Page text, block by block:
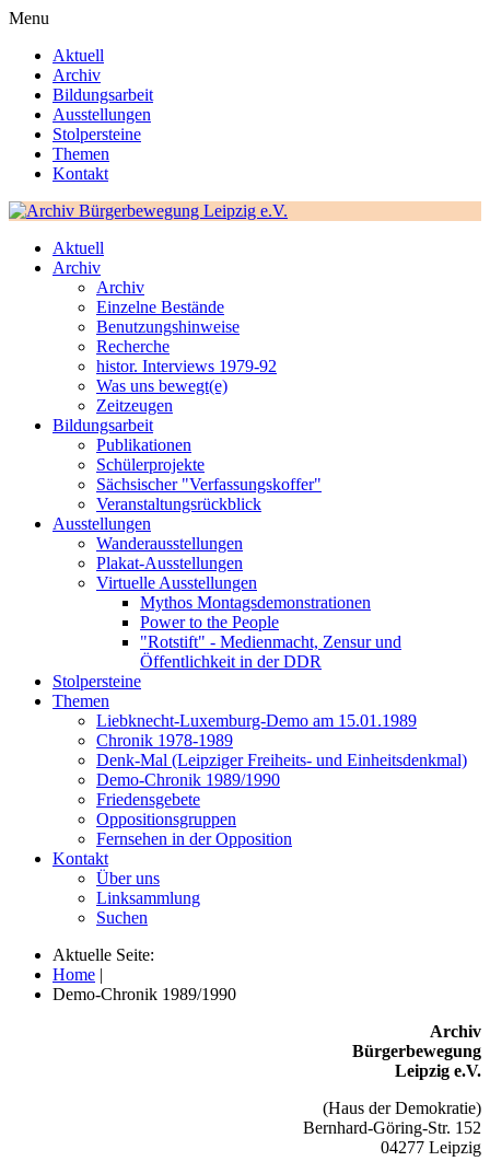
Menu
Aktuell
Archiv
Bildungsarbeit
Ausstellungen
Stolpersteine
Themen
Kontakt
Aktuell
Archiv
Archiv
Einzelne Bestände
Benutzungshinweise
Recherche
histor. Interviews 1979-92
Was uns bewegt(e)
Zeitzeugen
Bildungsarbeit
Publikationen
Schülerprojekte
Sächsischer "Verfassungskoffer"
Veranstaltungsrückblick
Ausstellungen
Wanderausstellungen
Plakat-Ausstellungen
Virtuelle Ausstellungen
Mythos Montagsdemonstrationen
Power to the People
"Rotstift" - Medienmacht, Zensur und
Öffentlichkeit in der DDR
Stolpersteine
Themen
Liebknecht-Luxemburg-Demo am 15.01.1989
Chronik 1978-1989
Denk-Mal (Leipziger Freiheits- und Einheitsdenkmal)
Demo-Chronik 1989/1990
Friedensgebete
Oppositionsgruppen
Fernsehen in der Opposition
Kontakt
Über uns
Linksammlung
Suchen
Aktuelle Seite:
Home |
Demo-Chronik 1989/1990
Archiv
Bürgerbewegung
Leipzig e.V.
(Haus der Demokratie)
Bernhard-Göring-Str. 152
04277 Leipzig